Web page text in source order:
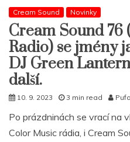
Cream Sound Novinky
Cream Sound 76
Radio) se jmény
DJ Green
další.
10. 9. 2023 3 min read
Po prázdninách se vrací na
Color Music rádia, i Cream